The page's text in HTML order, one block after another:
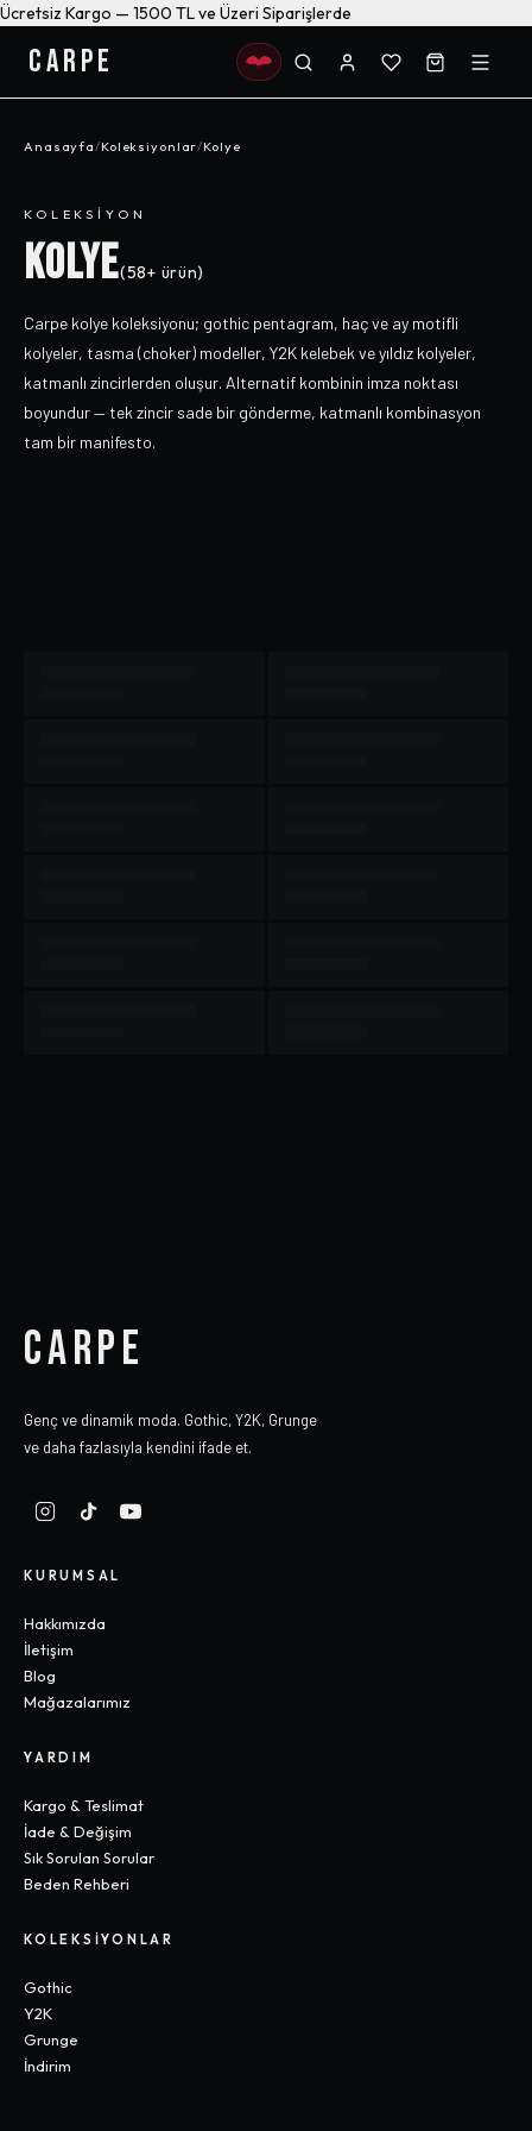
Ücretsiz Kargo — 1500 TL ve Üzeri Siparişlerde
CARPE
Anasayfa/Koleksiyonlar/Kolye
KOLEKSIYON
KOLYE(58+ ürün)
Carpe kolye koleksiyonu; gothic pentagram, haç ve ay motifli
kolyeler, tasma (choker) modeller, Y2K kelebek ve yıldız kolyeler,
katmanlı zincirlerden oluşur. Alternatif kombinin imza noktası
boyundur — tek zincir sade bir gönderme, katmanlı kombinasyon
tam bir manifesto.
CARPE
Genç ve dinamik moda. Gothic, Y2K, Grunge
ve daha fazlasıyla kendini ifade et.
KURUMSAL
Hakkımızda
İletişim
Blog
Mağazalarımız
YARDIM
Kargo & Teslimat
İade & Değişim
Sık Sorulan Sorular
Beden Rehberi
KOLEKSIYONLAR
Gothic
Y2K
Grunge
İndirim